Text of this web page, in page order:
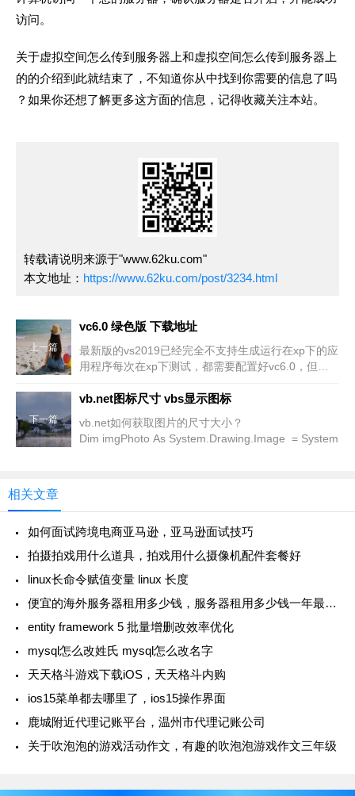
访问。
关于虚拟空间怎么传到服务器上和虚拟空间怎么传到服务器上
的的介绍到此就结束了，不知道你从中找到你需要的信息了吗
？如果你还想了解更多这方面的信息，记得收藏关注本站。
转载请说明来源于"www.62ku.com"
本文地址： https://www.62ku.com/post/3234.html
上一篇
vc6.0 绿色版 下载地址
最新版的vs2019已经完全不支持生成运行在xp下的应
用程序每次在xp下测试，都需要配置好vc6.0，但乱
下一篇
vb.net图标尺寸 vbs显示图标
vb.net如何获取图片的尺寸大小？
Dim imgPhoto As System.Drawing.Image =
相关文章
如何面试跨境电商亚马逊，亚马逊面试技巧
拍摄拍戏用什么道具，拍戏用什么摄像机配件套餐好
linux长命令赋值变量 linux 长度
便宜的海外服务器租用多少钱，服务器租用多少钱一年最便宜
entity framework 5 批量增删改效率优化
mysql怎么改姓氏 mysql怎么改名字
天天格斗游戏下载iOS，天天格斗内购
ios15菜单都去哪里了，ios15操作界面
鹿城附近代理记账平台，温州市代理记账公司
关于吹泡泡的游戏活动作文，有趣的吹泡泡游戏作文三年级